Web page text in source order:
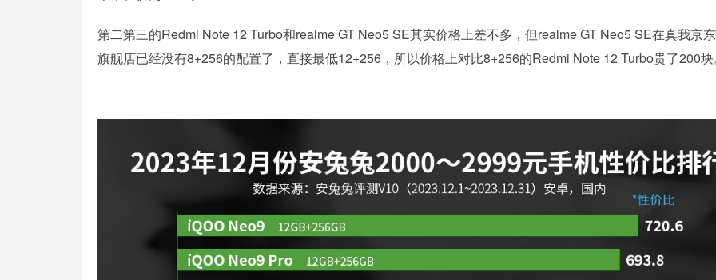
第二第三的Redmi Note 12 Turbo和realme GT Neo5 SE其实价格上差不多，但realme GT Neo5 SE在真我京
旗舰店已经没有8+256的配置了，直接最低12+256，所以价格上对比8+256的Redmi Note 12 Turbo贵了200